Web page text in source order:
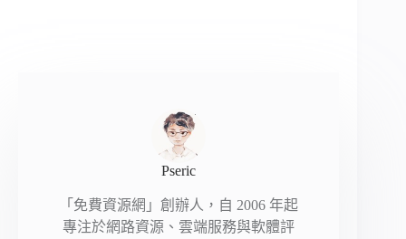
Pseric
「免費資源網」創辦人，自 2006 年起
專注於網路資源、雲端服務與軟體評